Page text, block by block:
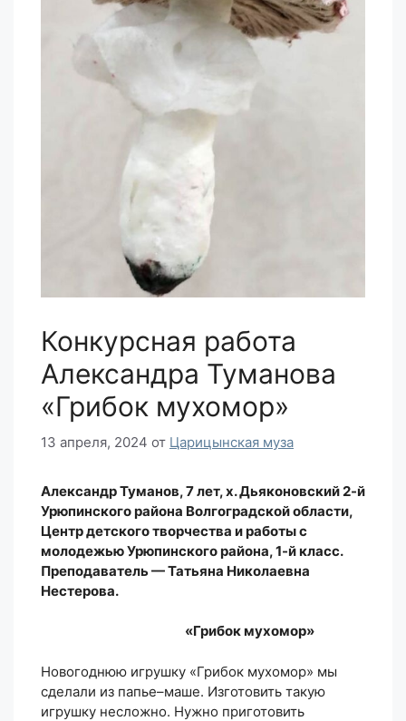
Конкурсная работа
Александра Туманова
«Грибок мухомор»
13 апреля, 2024 от Царицынская муза
Александр Туманов, 7 лет, х. Дьяконовский 2-й
Урюпинского района Волгоградской области,
Центр детского творчества и работы с
молодежью Урюпинского района, 1-й класс.
Преподаватель — Татьяна Николаевна
Нестерова.
«Грибок мухомор»
Новогоднюю игрушку «Грибок мухомор» мы
сделали из папье–маше. Изготовить такую
игрушку несложно. Нужно приготовить